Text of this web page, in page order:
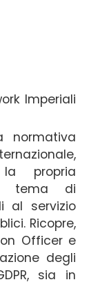
Imperiali
normativa
propria
tema di
al servizio
Ricopre,
Officer e
degli
sia in